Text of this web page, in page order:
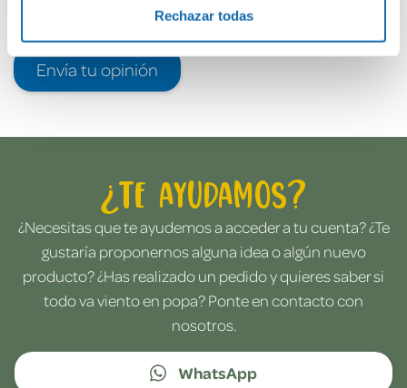
Rechazar todas
Envía tu opinión
¿Te ayudamos?
¿Necesitas que te ayudemos a acceder a tu cuenta? ¿Te
gustaría proponernos alguna idea o algún nuevo
producto? ¿Has realizado un pedido y quieres saber si
todo va viento en popa? Ponte en contacto con
nosotros.
WhatsApp